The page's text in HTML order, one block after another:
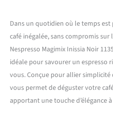
Dans un quotidien où le temps
café inégalée, sans compromis sur
Nespresso Magimix Inissia Noir
idéale pour savourer un espresso
vous. Conçue pour allier
vous permet de déguster votre
apportant une touche d’élégance